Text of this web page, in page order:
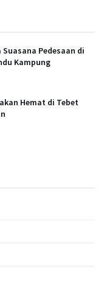
Pedesaan di
Kampung
Hemat di Tebet